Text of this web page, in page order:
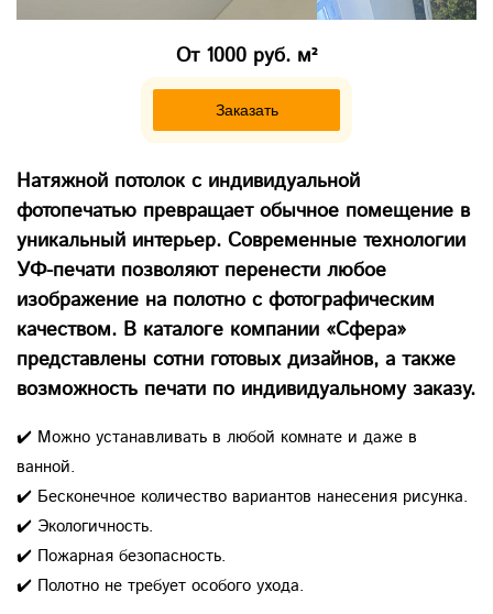
От 1000 руб. м²
Заказать
Натяжной потолок с индивидуальной
фотопечатью превращает обычное помещение в
уникальный интерьер. Современные технологии
УФ-печати позволяют перенести любое
изображение на полотно с фотографическим
качеством. В каталоге компании «Сфера»
представлены сотни готовых дизайнов, а также
возможность печати по индивидуальному заказу.
✔️ Можно устанавливать в любой комнате и даже в
ванной.
✔️ Бесконечное количество вариантов нанесения рисунка.
✔️ Экологичность.
✔️ Пожарная безопасность.
✔️ Полотно не требует особого ухода.